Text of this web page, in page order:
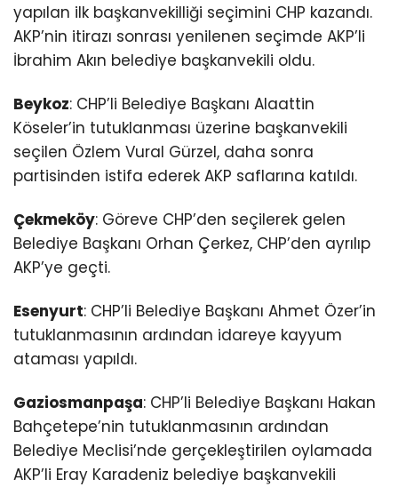
yapılan ilk başkanvekilliği seçimini CHP kazandı.
AKP’nin itirazı sonrası yenilenen seçimde AKP’li
İbrahim Akın belediye başkanvekili oldu.
Beykoz: CHP’li Belediye Başkanı Alaattin
Köseler’in tutuklanması üzerine başkanvekili
seçilen Özlem Vural Gürzel, daha sonra
partisinden istifa ederek AKP saflarına katıldı.
Çekmeköy: Göreve CHP’den seçilerek gelen
Belediye Başkanı Orhan Çerkez, CHP’den ayrılıp
AKP’ye geçti.
Esenyurt: CHP’li Belediye Başkanı Ahmet Özer’in
tutuklanmasının ardından idareye kayyum
ataması yapıldı.
Gaziosmanpaşa: CHP’li Belediye Başkanı Hakan
Bahçetepe’nin tutuklanmasının ardından
Belediye Meclisi’nde gerçekleştirilen oylamada
AKP’li Eray Karadeniz belediye başkanvekili